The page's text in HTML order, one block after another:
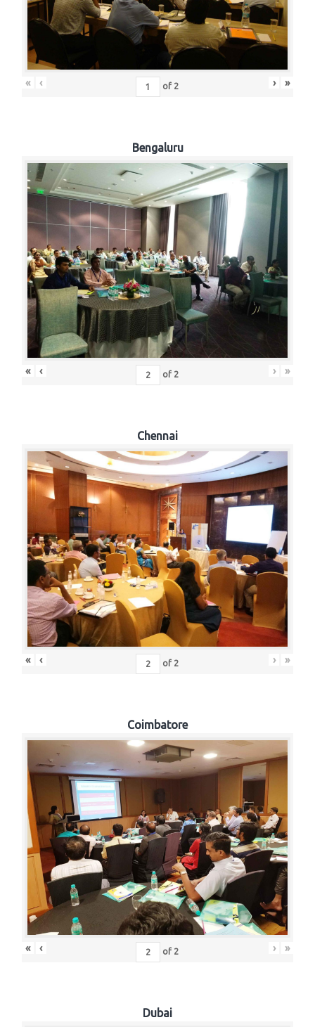
« ‹ of 2 › »
Bengaluru
« ‹ of 2 › »
Chennai
« ‹ of 2 › »
Coimbatore
« ‹ of 2 › »
Dubai